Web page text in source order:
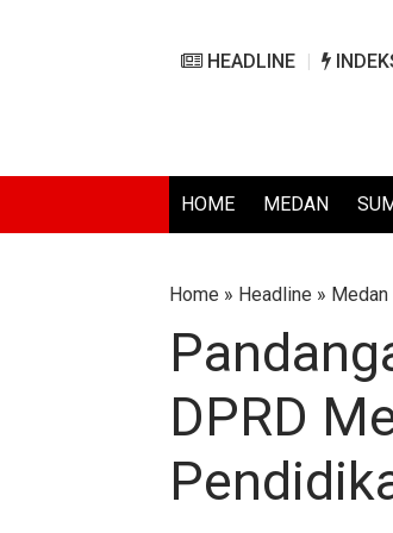
HEADLINE
HOME MEDAN
Home » Headline » Medan
DPRD